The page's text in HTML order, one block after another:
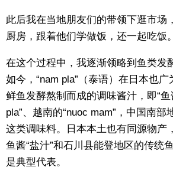
此后我在当地朋友们的带领下逛市场
厨房，跟着他们学做饭，还一起吃饭。
在这个过程中，我逐渐领略到鱼类发
如今，“nam pla”（泰语）在日本也
鲜鱼发酵熬制而成的调味酱汁，即“鱼
pla”、越南的“nuoc mam”，中国南部
这类调味料。日本本土也有同源物产
鱼酱“盐汁”和石川县能登地区的传统
是典型代表。